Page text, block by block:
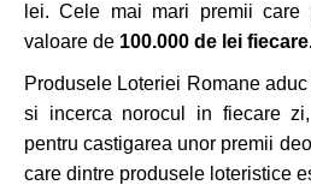
lei.Cele mai mari premii care
valoare de 100.000 de lei
Produsele Loteriei Romane
si incerca norocul in fiecare
pentru castigarea unor premii
care dintre produsele loteristice